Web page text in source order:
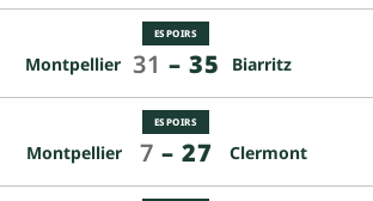
ESPOIRS
Montpellier 31 – 35 Biarritz
ESPOIRS
Montpellier 7 – 27 Clermont